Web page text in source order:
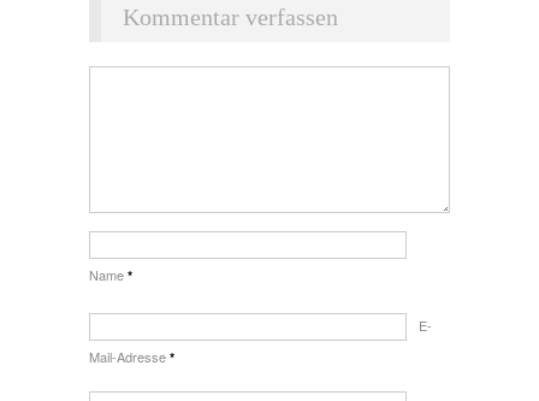
Kommentar verfassen
Name *
E-
Mail-Adresse *